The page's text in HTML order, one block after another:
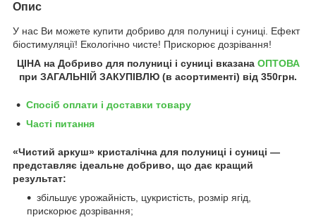
Опис
У нас Ви можете купити добриво для полуниці і суниці. Ефект
біостимуляції! Екологічно чисте! Прискорює дозрівання!
ЦІНА на Добриво для полуниці і суниці вказана ОПТОВА
при ЗАГАЛЬНІЙ ЗАКУПІВЛЮ (в асортименті) від 350грн.
Спосіб оплати і доставки товару
Часті питання
«Чистий аркуш» кристалічна для полуниці і суниці —
представляє ідеальне добриво, що дає кращий
результат:
збільшує урожайність, цукристість, розмір ягід,
прискорює дозрівання;